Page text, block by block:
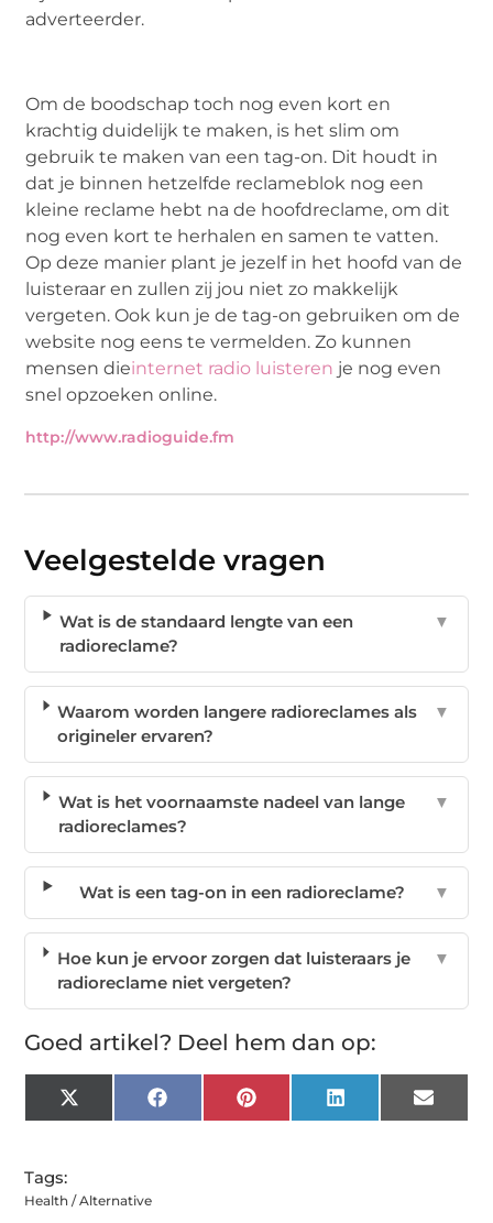
adverteerder.
Om de boodschap toch nog even kort en
krachtig duidelijk te maken, is het slim om
gebruik te maken van een tag-on. Dit houdt in
dat je binnen hetzelfde reclameblok nog een
kleine reclame hebt na de hoofdreclame, om dit
nog even kort te herhalen en samen te vatten.
Op deze manier plant je jezelf in het hoofd van de
luisteraar en zullen zij jou niet zo makkelijk
vergeten. Ook kun je de tag-on gebruiken om de
website nog eens te vermelden. Zo kunnen
mensen dieinternet radio luisteren je nog even
snel opzoeken online.
http://www.radioguide.fm
Veelgestelde vragen
Wat is de standaard lengte van een
radioreclame?
▼
Waarom worden langere radioreclames als
origineler ervaren?
▼
Wat is het voornaamste nadeel van lange
radioreclames?
▼
Wat is een tag-on in een radioreclame? ▼
Hoe kun je ervoor zorgen dat luisteraars je
radioreclame niet vergeten?
▼
Goed artikel? Deel hem dan op:
X
(Twitter)
Facebook Pinterest LinkedIn Email
Tags:
Health / Alternative